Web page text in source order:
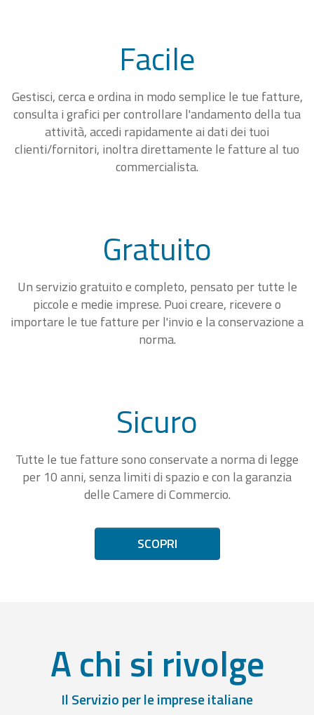
Facile
Gestisci, cerca e ordina in modo semplice le tue fatture,
consulta i grafici per controllare l'andamento della tua
attività, accedi rapidamente ai dati dei tuoi
clienti/fornitori, inoltra direttamente le fatture al tuo
commercialista.
Gratuito
Un servizio gratuito e completo, pensato per tutte le
piccole e medie imprese. Puoi creare, ricevere o
importare le tue fatture per l'invio e la conservazione a
norma.
Sicuro
Tutte le tue fatture sono conservate a norma di legge
per 10 anni, senza limiti di spazio e con la garanzia
delle Camere di Commercio.
SCOPRI
A chi si rivolge
Il Servizio per le imprese italiane